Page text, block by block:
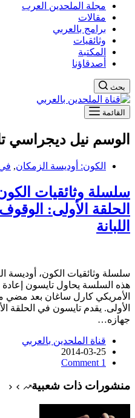
مجلة الملحدين العرب
مقالات
برامج بالعربي
وثائقيات
المكتبة
أصدقاؤنا
بحث
القائمة
الوسم نيل ديجراسي
الكون: أوديسة الزمكان, في
الحلقة الأولى:
اللبانة
سلسلة وثائقيات الكون، أوديسة
هذه السلسة يحاول تايسون إعادة
الأمريكي كارل ساغان بعد
الأولى. يقدم تايسون في الحلقة
جهازه…
قناة الملحدين بالعربي
2014-03-25
1 Comment
منشورات ذات شعبية